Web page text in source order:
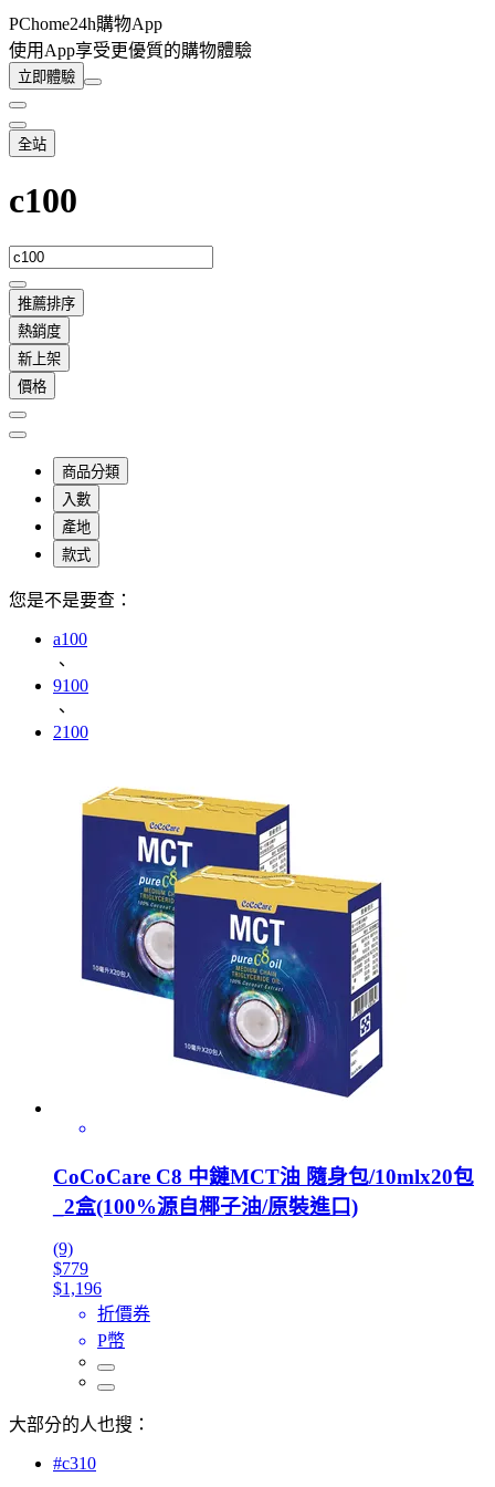
PChome24h購物App
使用App享受更優質的購物體驗
立即體驗
全站
c100
推薦排序
熱銷度
新上架
價格
商品分類
入數
產地
款式
您是不是要查：
a100
、
9100
、
2100
CoCoCare C8 中鏈MCT油 隨身包/10mlx20包
_2盒(100%源自椰子油/原裝進口)
(9)
$779
$1,196
折價券
P幣
大部分的人也搜：
#c310